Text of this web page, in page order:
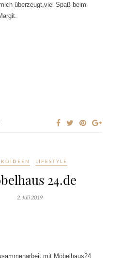
überzeugt,viel Spaß beim
LIFESTYLE
24.de
2. Juli 2019
mit Möbelhaus24